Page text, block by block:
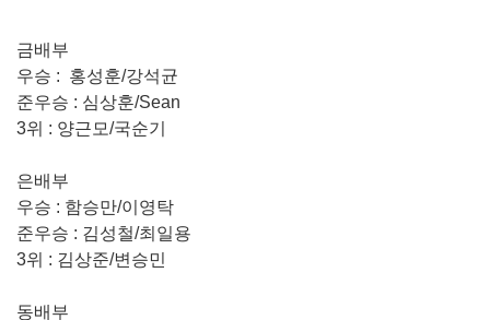
금배부
우승 : 홍성훈/강석균
준우승 : 심상훈/Sean
3위 : 양근모/국순기
은배부
우승 : 함승만/이영탁
준우승 : 김성철/최일용
3위 : 김상준/변승민
동배부